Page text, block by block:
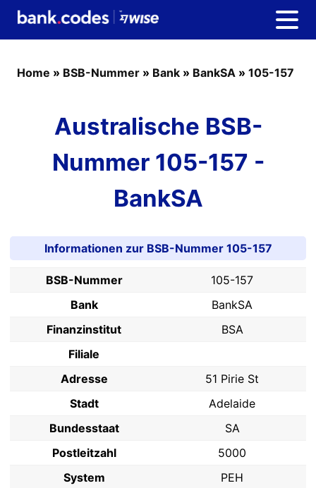
Home » BSB-Nummer » Bank » BankSA » 105-157
Australische BSB-
Nummer 105-157 -
BankSA
Informationen zur BSB-Nummer 105-157
BSB-Nummer
105-157
Bank
BankSA
Finanzinstitut
BSA
Filiale
Adresse
51 Pirie St
Stadt
Adelaide
Bundesstaat
SA
Postleitzahl
5000
System
PEH